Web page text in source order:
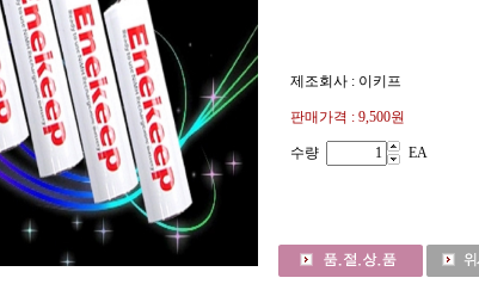
제조회사 : 이키프
판매가격 : 9,500원
수량 EA